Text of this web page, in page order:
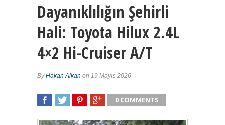
Dayanıklılığın Şehirli
Hali: Toyota Hilux 2.4L
4×2 Hi-Cruiser A/T
ByHakan Alkan on 19 Mayıs 2026
0 COMMENTS